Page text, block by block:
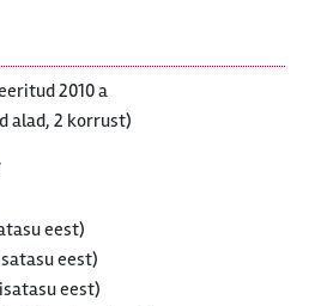
2010 a
alad, 2 korrust)
eest)
eest)
eest)